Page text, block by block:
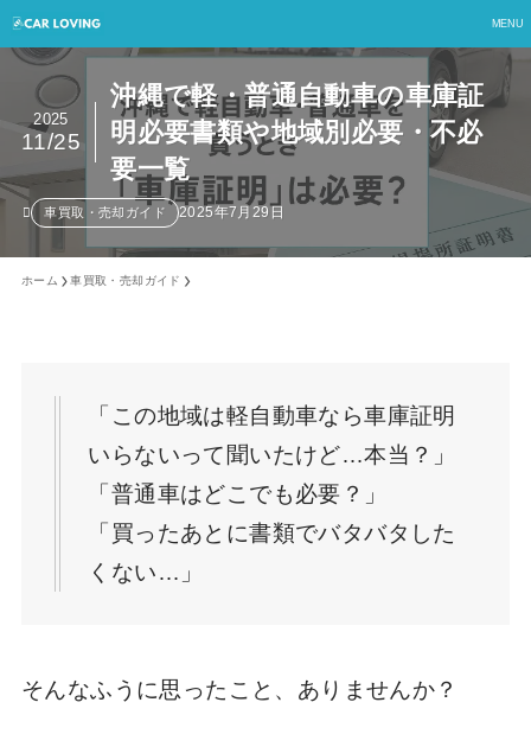
MENU
沖縄で軽・普通自動車の車庫証
明必要書類や地域別必要・不必
要一覧
2025
11/25
車買取・売却ガイド 2025年7月29日
ホーム 車買取・売却ガイド
「この地域は軽自動車なら車庫証明
いらないって聞いたけど…本当？」
「普通車はどこでも必要？」
「買ったあとに書類でバタバタした
くない…」
そんなふうに思ったこと、ありませんか？